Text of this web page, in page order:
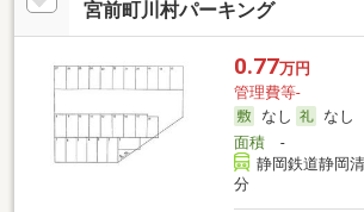
宮前町川村パーキング
0.77万円
管理費等-
なし
なし
面積-
静岡鉄道静岡
分